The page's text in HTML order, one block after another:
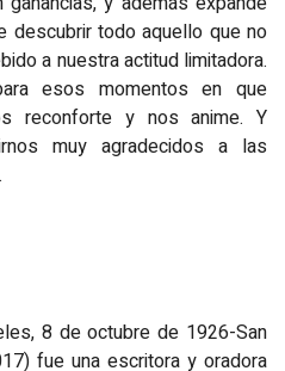
descubrir todo aquello que no
a nuestra actitud limitadora.
esos momentos en que
reconforte y nos anime. Y
muy agradecidos a las
8 de octubre de 1926-San
fue una escritora y oradora